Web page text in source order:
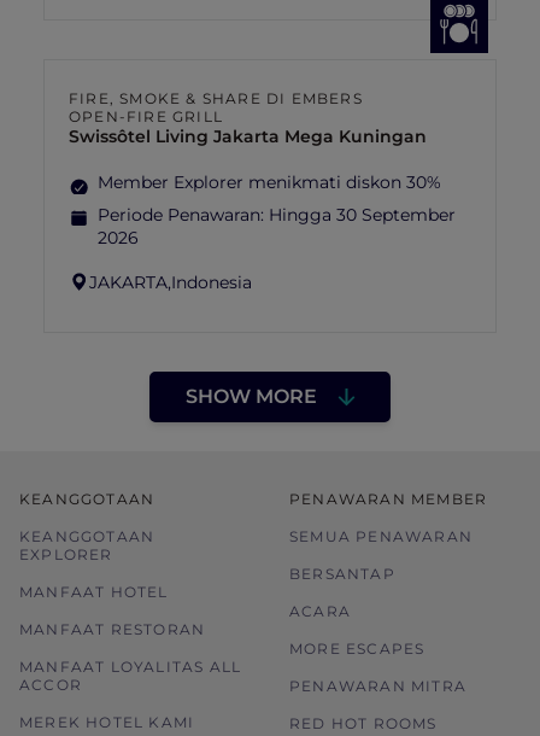
FIRE, SMOKE & SHARE DI EMBERS
OPEN-FIRE GRILL
Swissôtel Living Jakarta Mega Kuningan
Member Explorer menikmati diskon 30%
Periode Penawaran: Hingga 30 September
2026
JAKARTA,Indonesia
SHOW MORE
KEANGGOTAAN
KEANGGOTAAN
EXPLORER
MANFAAT HOTEL
MANFAAT RESTORAN
MANFAAT LOYALITAS ALL
ACCOR
MEREK HOTEL KAMI
PENAWARAN MEMBER
SEMUA PENAWARAN
BERSANTAP
ACARA
MORE ESCAPES
PENAWARAN MITRA
RED HOT ROOMS